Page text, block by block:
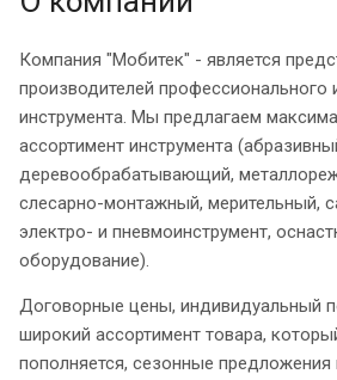
Компания "Мобитек" - является
производителей профессионального
инструмента. Мы предлагаем
ассортимент инструмента
деревообрабатывающий,
слесарно-монтажный, мерительный,
электро- и пневмоинструмент,
оборудование).
Договорные цены, индивидуальный
широкий ассортимент товара,
пополняется, сезонные предложения